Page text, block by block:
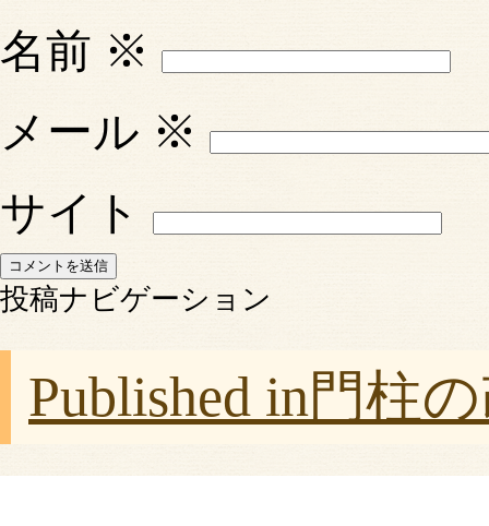
名前 ※
メール ※
サイト
投稿ナビゲーション
Published in門柱